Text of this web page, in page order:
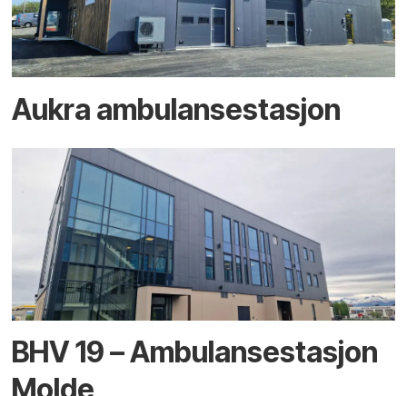
Aukra ambulansestasjon
BHV 19 – Ambulansestasjon